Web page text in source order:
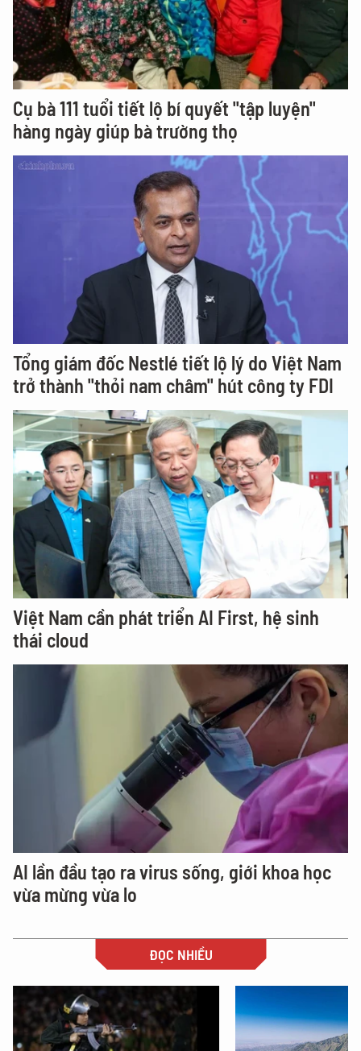
Cụ bà 111 tuổi tiết lộ bí quyết "tập luyện"
hàng ngày giúp bà trường thọ
Tổng giám đốc Nestlé tiết lộ lý do Việt Nam
trở thành "thỏi nam châm" hút công ty FDI
Việt Nam cần phát triển AI First, hệ sinh
thái cloud
AI lần đầu tạo ra virus sống, giới khoa học
vừa mừng vừa lo
ĐỌC NHIỀU